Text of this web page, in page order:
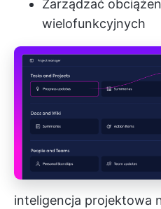
Zarządzać
wielofunkcyjnych
inteligencja projektowa